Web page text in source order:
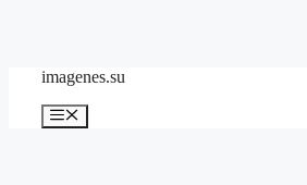
imagenes.su
Menu